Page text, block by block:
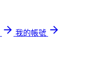
我的帳號